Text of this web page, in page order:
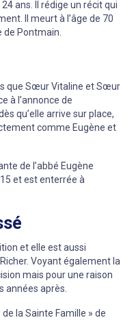
ans. Il rédige un récit qui
Il meurt à l’âge de 70
de Pontmain.
que Sœur Vitaline et Sœur
à l’annonce de
qu’elle arrive sur place,
comme Eugène et
de l’abbé Eugène
et est enterrée à
et elle est aussi
Voyant également la
mais pour une raison
années après.
la Sainte Famille » de